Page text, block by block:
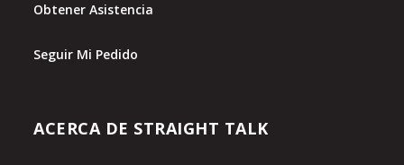
Obtener Asistencia
Seguir Mi Pedido
ACERCA DE STRAIGHT TALK